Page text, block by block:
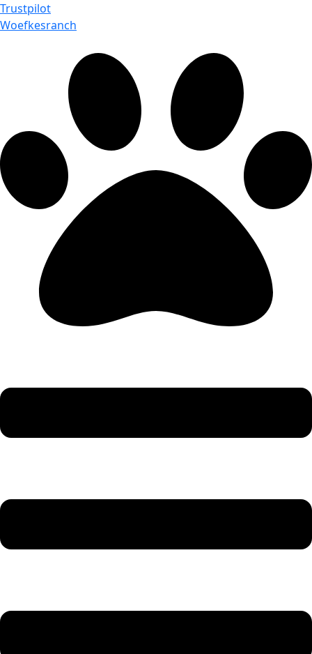
Trustpilot
Woefkesranch